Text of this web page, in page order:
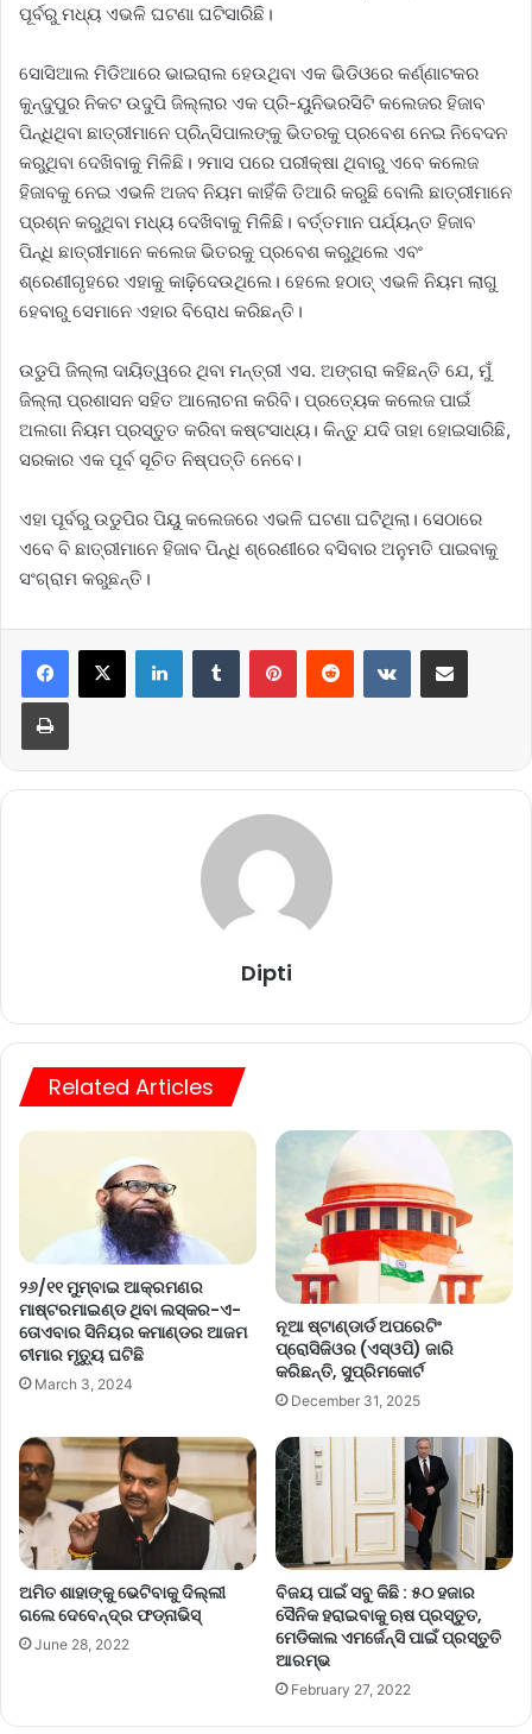
ପୂର୍ବରୁ ମଧ୍ୟ ଏଭଳି ଘଟଣା ଘଟିସାରିଛି।
ସୋସିଆଲ ମିଡିଆରେ ଭାଇରାଲ ହେଉଥିବା ଏକ ଭିଡିଓରେ କର୍ଣ୍ଣାଟକର
କୁନ୍ଦୁପୁର ନିକଟ ଉଦୁପି ଜିଲ୍ଲାର ଏକ ପ୍ରି-ୟୁନିଭରସିଟି କଲେଜର ହିଜାବ
ପିନ୍ଧିଥିବା ଛାତ୍ରୀମାନେ ପ୍ରିନ୍ସିପାଲଙ୍କୁ ଭିତରକୁ ପ୍ରବେଶ ନେଇ ନିବେଦନ
କରୁଥିବା ଦେଖିବାକୁ ମିଳିଛି। ୨ମାସ ପରେ ପରୀକ୍ଷା ଥିବାରୁ ଏବେ କଲେଜ
ହିଜାବକୁ ନେଇ ଏଭଳି ଅଜବ ନିୟମ କାହିଁକି ତିଆରି କରୁଛି ବୋଲି ଛାତ୍ରୀମାନେ
ପ୍ରଶ୍ନ କରୁଥିବା ମଧ୍ୟ ଦେଖିବାକୁ ମିଳିଛି। ବର୍ତ୍ତମାନ ପର୍ଯ୍ୟନ୍ତ ହିଜାବ
ପିନ୍ଧି ଛାତ୍ରୀମାନେ କଲେଜ ଭିତରକୁ ପ୍ରବେଶ କରୁଥିଲେ ଏବଂ
ଶ୍ରେଣୀଗୃହରେ ଏହାକୁ କାଢ଼ିଦେଉଥିଲେ। ହେଲେ ହଠାତ୍ ଏଭଳି ନିୟମ ଲାଗୁ
ହେବାରୁ ସେମାନେ ଏହାର ବିରୋଧ କରିଛନ୍ତି।
ଉଡୁପି ଜିଲ୍ଲା ଦାୟିତ୍ୱରେ ଥିବା ମନ୍ତ୍ରୀ ଏସ. ଅଙ୍ଗରା କହିଛନ୍ତି ଯେ, ମୁଁ
ଜିଲ୍ଲା ପ୍ରଶାସନ ସହିତ ଆଲୋଚନା କରିବି। ପ୍ରତ୍ୟେକ କଲେଜ ପାଇଁ
ଅଲଗା ନିୟମ ପ୍ରସ୍ତୁତ କରିବା କଷ୍ଟସାଧ୍ୟ। କିନ୍ତୁ ଯଦି ତାହା ହୋଇସାରିଛି,
ସରକାର ଏକ ପୂର୍ବ ସୂଚିତ ନିଷ୍ପତ୍ତି ନେବେ।
ଏହା ପୂର୍ବରୁ ଉଡୁପିର ପିୟୁ କଲେଜରେ ଏଭଳି ଘଟଣା ଘଟିଥିଲା। ସେଠାରେ
ଏବେ ବି ଛାତ୍ରୀମାନେ ହିଜାବ ପିନ୍ଧି ଶ୍ରେଣୀରେ ବସିବାର ଅନୁମତି ପାଇବାକୁ
ସଂଗ୍ରାମ କରୁଛନ୍ତି।
Dipti
Related Articles
୨୬/୧୧ ମୁମ୍ବାଇ ଆକ୍ରମଣର
ମାଷ୍ଟରମାଇଣ୍ଡ ଥିବା ଲସ୍କର-ଏ-
ତୋଏବାର ସିନିୟର କମାଣ୍ଡର ଆଜମ
ଚୀମାର ମୃତ୍ୟୁ ଘଟିଛି
March 3, 2024
ନୂଆ ଷ୍ଟାଣ୍ଡାର୍ଡ ଅପରେଟିଂ
ପ୍ରୋସିଜିଓର (ଏସ୍‌ଓପି) ଜାରି
କରିଛନ୍ତି, ସୁପ୍ରିମକୋର୍ଟ
December 31, 2025
ଅମିତ ଶାହାଙ୍କୁ ଭେଟିବାକୁ ଦିଲ୍ଲୀ
ଗଲେ ଦେବେନ୍ଦ୍ର ଫଡ୍‌ନାଭିସ୍‌
June 28, 2022
ବିଜୟ ପାଇଁ ସବୁ କିଛି : ୫୦ ହଜାର
ସୈନିକ ହରାଇବାକୁ ଋଷ ପ୍ରସ୍ତୁତ,
ମେଡିକାଲ ଏମର୍ଜେନ୍ସି ପାଇଁ ପ୍ରସ୍ତୁତି
ଆରମ୍ଭ
February 27, 2022